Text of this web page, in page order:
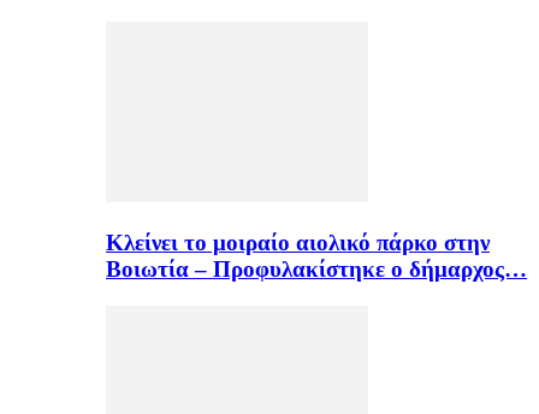
Κλείνει το μοιραίο αιολικό πάρκο στην
Βοιωτία – Προφυλακίστηκε ο δήμαρχος…